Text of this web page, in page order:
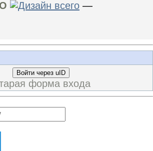
—
Войти через uID
форма входа